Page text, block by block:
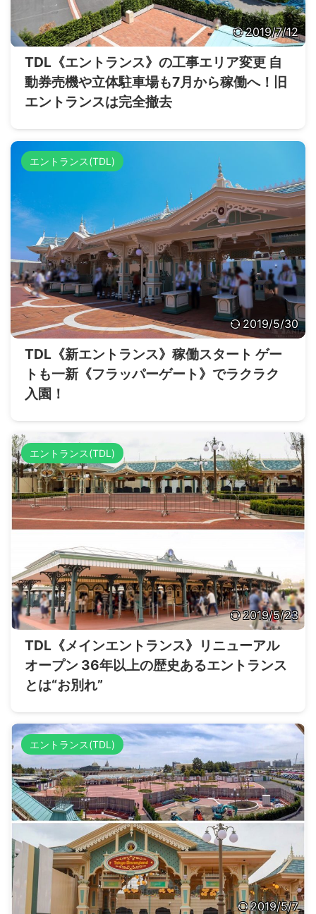
2019/7/12
TDL《エントランス》の工事エリア変更 自
動券売機や立体駐車場も7月から稼働へ！旧
エントランスは完全撤去
エントランス(TDL)
2019/5/30
TDL《新エントランス》稼働スタート ゲー
トも一新《フラッパーゲート》でラクラク
入園！
エントランス(TDL)
2019/5/23
TDL《メインエントランス》リニューアル
オープン 36年以上の歴史あるエントランス
とは“お別れ”
エントランス(TDL)
2019/5/7